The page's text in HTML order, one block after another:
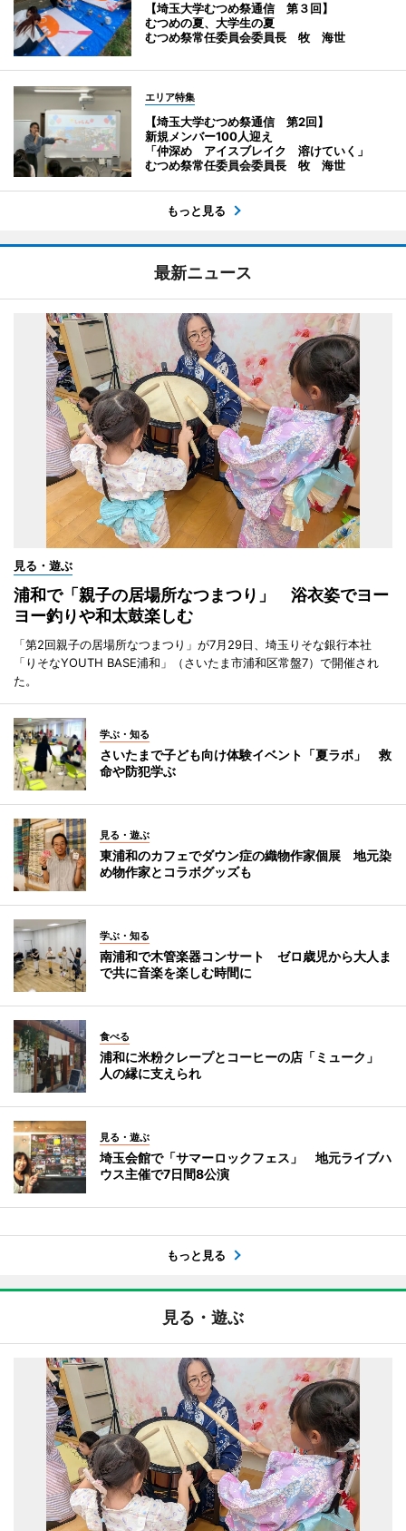
【埼玉大学むつめ祭通信 第３回】
むつめの夏、大学生の夏
むつめ祭常任委員会委員長 牧 海世
エリア特集
【埼玉大学むつめ祭通信 第2回】
新規メンバー100人迎え
「仲深め アイスブレイク 溶けていく」
むつめ祭常任委員会委員長 牧 海世
もっと見る
最新ニュース
見る・遊ぶ
浦和で「親子の居場所なつまつり」 浴衣姿でヨー
ヨー釣りや和太鼓楽しむ
「第2回親子の居場所なつまつり」が7月29日、埼玉りそな銀行本社
「りそなYOUTH BASE浦和」（さいたま市浦和区常盤7）で開催され
た。
学ぶ・知る
さいたまで子ども向け体験イベント「夏ラボ」 救
命や防犯学ぶ
見る・遊ぶ
東浦和のカフェでダウン症の織物作家個展 地元染
め物作家とコラボグッズも
学ぶ・知る
南浦和で木管楽器コンサート ゼロ歳児から大人ま
で共に音楽を楽しむ時間に
食べる
浦和に米粉クレープとコーヒーの店「ミューク」
人の縁に支えられ
見る・遊ぶ
埼玉会館で「サマーロックフェス」 地元ライブハ
ウス主催で7日間8公演
もっと見る
見る・遊ぶ